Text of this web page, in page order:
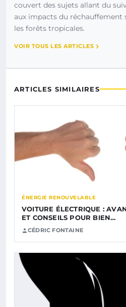
couvert des sujets allant du
aux impacts du réchauffement
les forêts tropicales.
VOIR TOUS LES ARTICLES
ARTICLES SIMILAIRES
ÉNERGIE RENOUVELABLE
VOITURE ÉLECTRIQUE :
ET CONSEILS POUR BIEN…
CÉDRIC FONTAINE